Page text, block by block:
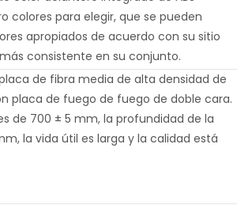
colores para elegir, que se pueden
apropiados de acuerdo con su sitio
consistente en su conjunto.
de fibra media de alta densidad de
placa de fuego de fuego de doble cara.
de 700 ± 5 mm, la profundidad de la
la vida útil es larga y la calidad está